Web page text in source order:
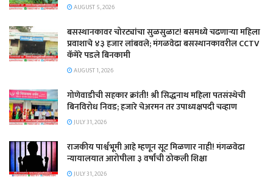
AUGUST 5, 2026
बसस्थानकावर चोरट्यांचा सुळसुळाट! बसमध्ये चढणाऱ्या महिला
प्रवाशाचे ४३ हजार लांबवले; मंगळवेढा बसस्थानकावरील CCTV
कॅमेरे पडले बिनकामी
AUGUST 1, 2026
गोणेवाडीची सहकार क्रांती! श्री सिद्धनाथ महिला पतसंस्थेची
बिनविरोध निवड; हजारे चेअरमन तर उपाध्यक्षपदी चव्हाण
JULY 31, 2026
राजकीय पार्श्वभूमी आहे म्हणून सूट मिळणार नाही! मंगळवेढा
न्यायालयात आरोपीला ३ वर्षांची ठोकली शिक्षा
JULY 31, 2026